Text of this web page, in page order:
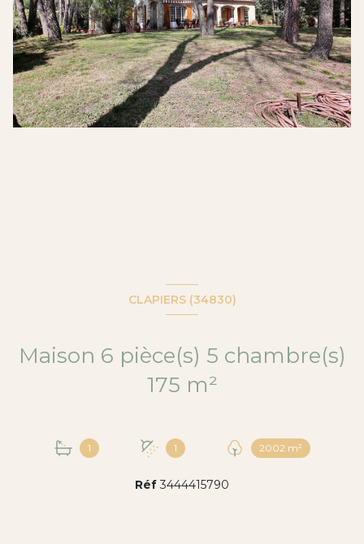
CLAPIERS (34830)
Maison 6 pièce(s) 5 chambre(s)
175 m²
1 1 2002 m²
Réf3444415790